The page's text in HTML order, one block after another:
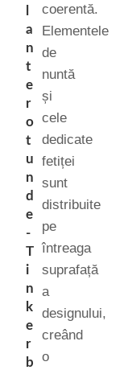
a
n
t
e
r
o
t
u
n
d
e
-
T
i
n
k
e
r
b
coerentă.
Elementele
de
nuntă
și
cele
dedicate
fetiței
sunt
distribuite
pe
întreaga
suprafață
a
designului,
creând
o